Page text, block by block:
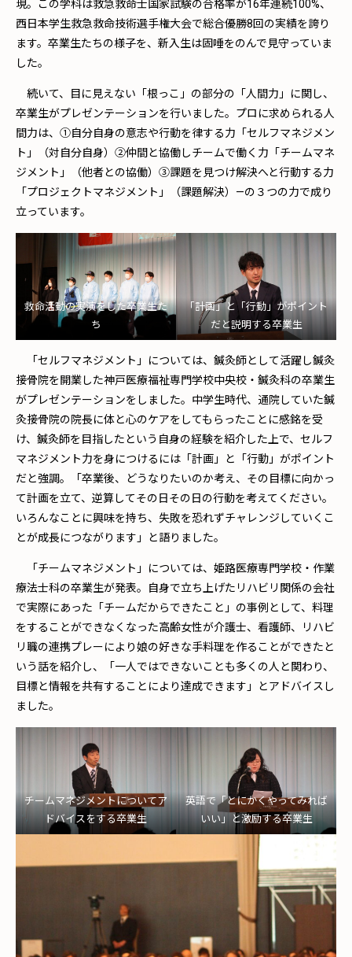
現。この学科は救急救命士国家試験の合格率が16年連続100%、
西日本学生救急救命技術選手権大会で総合優勝8回の実績を誇り
ます。卒業生たちの様子を、新入生は固唾をのんで見守っていま
した。
続いて、目に見えない「根っこ」の部分の「人間力」に関し、
卒業生がプレゼンテーションを行いました。プロに求められる人
間力は、①自分自身の意志や行動を律する力「セルフマネジメン
ト」（対自分自身）②仲間と協働しチームで働く力「チームマネ
ジメント」（他者との協働）③課題を見つけ解決へと行動する力
「プロジェクトマネジメント」（課題解決）—の３つの力で成り
立っています。
救命活動の実演をした卒業生た
ち
「計画」と「行動」がポイント
だと説明する卒業生
「セルフマネジメント」については、鍼灸師として活躍し鍼灸
接骨院を開業した神戸医療福祉専門学校中央校・鍼灸科の卒業生
がプレゼンテーションをしました。中学生時代、通院していた鍼
灸接骨院の院長に体と心のケアをしてもらったことに感銘を受
け、鍼灸師を目指したという自身の経験を紹介した上で、セルフ
マネジメント力を身につけるには「計画」と「行動」がポイント
だと強調。「卒業後、どうなりたいのか考え、その目標に向かっ
て計画を立て、逆算してその日その日の行動を考えてください。
いろんなことに興味を持ち、失敗を恐れずチャレンジしていくこ
とが成長につながります」と語りました。
「チームマネジメント」については、姫路医療専門学校・作業
療法士科の卒業生が発表。自身で立ち上げたリハビリ関係の会社
で実際にあった「チームだからできたこと」の事例として、料理
をすることができなくなった高齢女性が介護士、看護師、リハビ
リ職の連携プレーにより娘の好きな手料理を作ることができたと
いう話を紹介し、「一人ではできないことも多くの人と関わり、
目標と情報を共有することにより達成できます」とアドバイスし
ました。
チームマネジメントについてア
ドバイスをする卒業生
英語で「とにかくやってみれば
いい」と激励する卒業生